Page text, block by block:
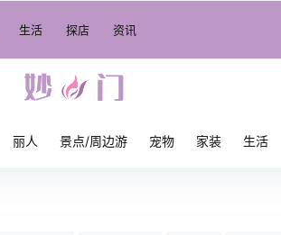
生活 探店 资讯
丽人 景点/周边游 宠物 家装 生活